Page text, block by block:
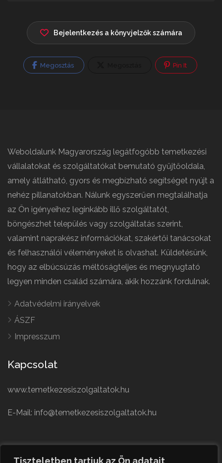
Tiszteletben tartjuk az Ön adatait
Bejelentkezés a könyvjelzők számára
Megosztás Pin It
Weboldalunk Magyarország legátfogóbb temetkezési
vállalatokat és szolgáltatókat bemutató gyűjtőoldala,
amely átlátható, gyors és megbízható segítséget nyújt a
nehéz pillanatokban. Nálunk egyszerűen megtalálhatja
az Ön igényeihez leginkább illő szolgáltatót,
böngészhet település vagy szolgáltatás szerint,
valamint naprakész információkat, szakértői tanácsokat
és felhasználói véleményeket is olvashat. Küldetésünk,
hogy az elbúcsúzás méltóságteljes és megnyugtató
legyen minden család számára, akik hozzánk fordulnak.
Adatvédelmi irányelvek
ÁSZF
Impresszum
Kapcsolat
www.temetkezesiszolgaltatok.hu
E-Mail: info@temetkezesiszolgaltatok.hu